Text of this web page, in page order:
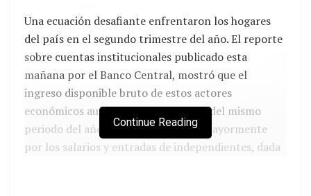
Una ecuación desafiante enfrentaron los hogares
del país en el segundo trimestre del año. El reporte
sobre cuentas institucionales publicado esta
mañana por el Banco Central, mostró que el
ingreso disponible bruto de estos actores
económicos aumentó 3,6% respecto del mismo
periodo del año anterior, explicado mayormente
por los salarios y entradas de independientes, dada
Continue Reading